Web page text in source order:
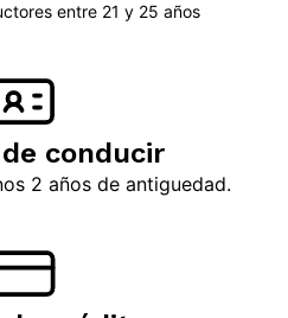
entre 21 y 25 años
conducir
2 años de antiguedad.